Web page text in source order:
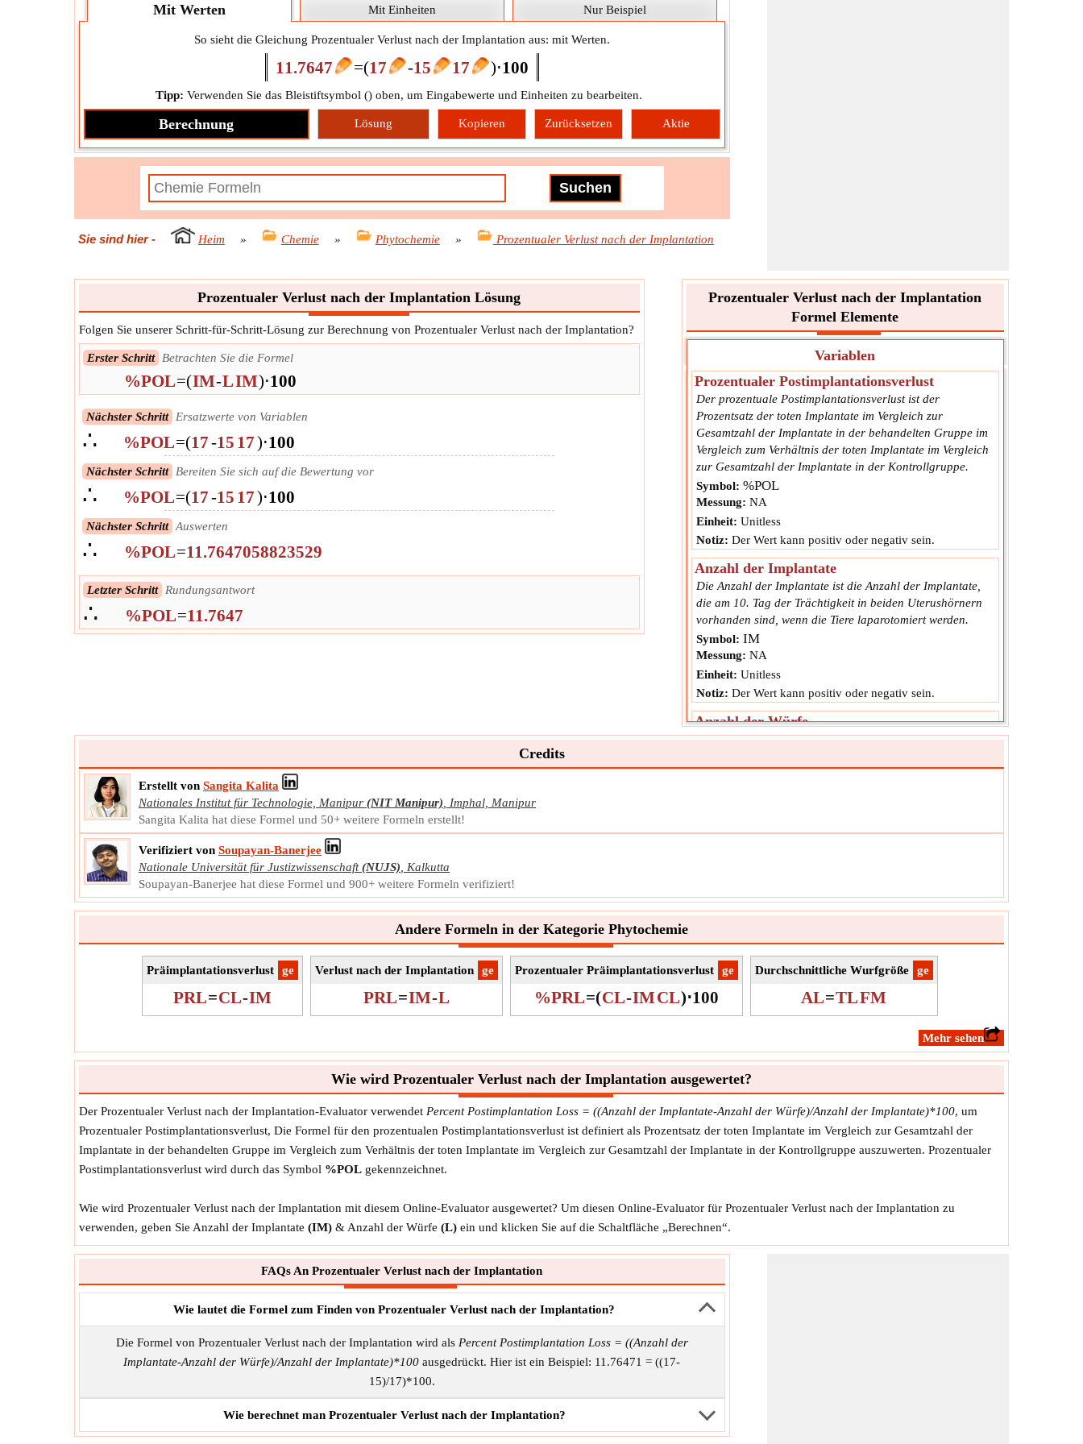
Mit Werten Mit Einheiten Nur Beispiel
So sieht die Gleichung Prozentualer Verlust nach der Implantation aus: mit Werten.
11.7647 =(17 -15 17 )⋅100
Tipp: Verwenden Sie das Bleistiftsymbol () oben, um Eingabewerte und Einheiten zu bearbeiten.
Berechnung Lösung Kopieren Zurücksetzen Aktie
Sie sind hier- Heim » Chemie » Phytochemie » Prozentualer Verlust nach der Implantation
Prozentualer Verlust nach der Implantation Lösung
Folgen Sie unserer Schritt-für-Schritt-Lösung zur Berechnung von Prozentualer Verlust nach der Implantation?
Erster Schritt Betrachten Sie die Formel
%POL=(IM-LIM)⋅100
Nächster Schritt Ersatzwerte von Variablen
∴ %POL=(17-15 17)⋅100
Nächster Schritt Bereiten Sie sich auf die Bewertung vor
∴ %POL=(17-15 17)⋅100
Nächster Schritt Auswerten
∴ %POL=11.7647058823529
Letzter Schritt Rundungsantwort
∴ %POL=11.7647
Prozentualer Verlust nach der Implantation
Formel Elemente
Variablen
Prozentualer Postimplantationsverlust
Der prozentuale Postimplantationsverlust ist der
Prozentsatz der toten Implantate im Vergleich zur
Gesamtzahl der Implantate in der behandelten Gruppe im
Vergleich zum Verhältnis der toten Implantate im Vergleich
zur Gesamtzahl der Implantate in der Kontrollgruppe.
Symbol: %POL
Messung: NA
Einheit: Unitless
Notiz: Der Wert kann positiv oder negativ sein.
Anzahl der Implantate
Die Anzahl der Implantate ist die Anzahl der Implantate,
die am 10. Tag der Trächtigkeit in beiden Uterushörnern
vorhanden sind, wenn die Tiere laparotomiert werden.
Symbol: IM
Messung: NA
Einheit: Unitless
Notiz: Der Wert kann positiv oder negativ sein.
Anzahl der Würfe
Bei der Anzahl der Würfe handelt es sich um die Würfe,
L
Credits
Erstellt von Sangita Kalita
Nationales Institut für Technologie, Manipur (NIT Manipur)
Imphal, Manipur
Sangita Kalita hat diese Formel und 50+ weitere Formeln erstellt!
Verifiziert von Soupayan-Banerjee
Nationale Universität für Justizwissenschaft (NUJS)
Kalkutta
Soupayan-Banerjee hat diese Formel und 900+ weitere Formeln verifiziert!
Andere Formeln in der Kategorie Phytochemie
​ge
Präimplantationsverlust
PRL=CL-IM
​ge
Verlust nach der Implantation
PRL=IM-L
​ge
Prozentualer Präimplantationsverlust
%PRL=(CL-IMCL)⋅100
​ge
Durchschnittliche Wurfgröße
AL=TLFM
​Mehr sehen
Wie wird Prozentualer Verlust nach der Implantation ausgewertet?
Der Prozentualer Verlust nach der Implantation-Evaluator verwendet Percent Postimplantation Loss = ((Anzahl der Implantate-Anzahl der Würfe)/Anzahl der Implantate)*100, um
Prozentualer Postimplantationsverlust, Die Formel für den prozentualen Postimplantationsverlust ist definiert als Prozentsatz der toten Implantate im Vergleich zur Gesamtzahl der
Implantate in der behandelten Gruppe im Vergleich zum Verhältnis der toten Implantate im Vergleich zur Gesamtzahl der Implantate in der Kontrollgruppe auszuwerten. Prozentualer
Postimplantationsverlust wird durch das Symbol %POL gekennzeichnet.
Wie wird Prozentualer Verlust nach der Implantation mit diesem Online-Evaluator ausgewertet? Um diesen Online-Evaluator für Prozentualer Verlust nach der Implantation zu
verwenden, geben Sie Anzahl der Implantate (IM) & Anzahl der Würfe (L) ein und klicken Sie auf die Schaltfläche „Berechnen“.
FAQs An Prozentualer Verlust nach der Implantation
Wie lautet die Formel zum Finden von Prozentualer Verlust nach der Implantation?
Die Formel von Prozentualer Verlust nach der Implantation wird als Percent Postimplantation Loss = ((Anzahl der
Implantate-Anzahl der Würfe)/Anzahl der Implantate)*100 ausgedrückt. Hier ist ein Beispiel: 11.76471 = ((17-
15)/17)*100.
Wie berechnet man Prozentualer Verlust nach der Implantation?